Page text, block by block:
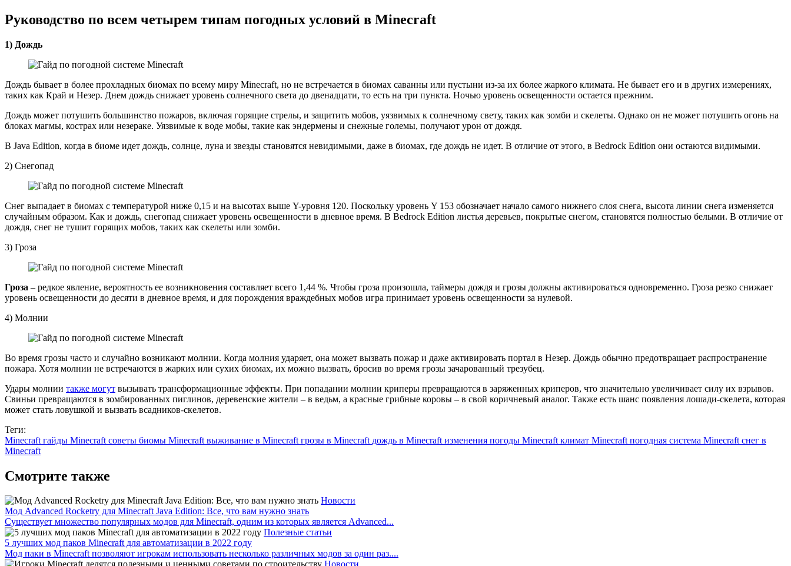
Руководство по всем четырем типам погодных условий в Minecraft
1) Дождь
Дождь бывает в более прохладных биомах по всему миру Minecraft, но не встречается в биомах саванны или пустыни из-за их более жаркого климата. Не бывает его и в других измерениях,
таких как Край и Незер. Днем дождь снижает уровень солнечного света до двенадцати, то есть на три пункта. Ночью уровень освещенности остается прежним.
Дождь может потушить большинство пожаров, включая горящие стрелы, и защитить мобов, уязвимых к солнечному свету, таких как зомби и скелеты. Однако он не может потушить огонь на
блоках магмы, кострах или незераке. Уязвимые к воде мобы, такие как эндермены и снежные големы, получают урон от дождя.
В Java Edition, когда в биоме идет дождь, солнце, луна и звезды становятся невидимыми, даже в биомах, где дождь не идет. В отличие от этого, в Bedrock Edition они остаются видимыми.
2) Снегопад
Снег выпадает в биомах с температурой ниже 0,15 и на высотах выше Y-уровня 120. Поскольку уровень Y 153 обозначает начало самого нижнего слоя снега, высота линии снега изменяется
случайным образом. Как и дождь, снегопад снижает уровень освещенности в дневное время. В Bedrock Edition листья деревьев, покрытые снегом, становятся полностью белыми. В отличие от
дождя, снег не тушит горящих мобов, таких как скелеты или зомби.
3) Гроза
Гроза – редкое явление, вероятность ее возникновения составляет всего 1,44 %. Чтобы гроза произошла, таймеры дождя и грозы должны активироваться одновременно. Гроза резко снижает
уровень освещенности до десяти в дневное время, и для порождения враждебных мобов игра принимает уровень освещенности за нулевой.
4) Молнии
Во время грозы часто и случайно возникают молнии. Когда молния ударяет, она может вызвать пожар и даже активировать портал в Незер. Дождь обычно предотвращает распространение
пожара. Хотя молнии не встречаются в жарких или сухих биомах, их можно вызвать, бросив во время грозы зачарованный трезубец.
Удары молнии также могут вызывать трансформационные эффекты. При попадании молнии криперы превращаются в заряженных криперов, что значительно увеличивает силу их взрывов.
Свиньи превращаются в зомбированных пиглинов, деревенские жители – в ведьм, а красные грибные коровы – в свой коричневый аналог. Также есть шанс появления лошади-скелета, которая
может стать ловушкой и вызвать всадников-скелетов.
Теги:
Minecraft гайды Minecraft советы биомы Minecraft выживание в Minecraft грозы в Minecraft дождь в Minecraft изменения погоды Minecraft климат Minecraft погодная система Minecraft снег в
Minecraft
Смотрите также
Новости
Мод Advanced Rocketry для Minecraft Java Edition: Все, что вам нужно знать
Существует множество популярных модов для Minecraft, одним из которых является Advanced...
Полезные статьи
5 лучших мод паков Minecraft для автоматизации в 2022 году
Мод паки в Minecraft позволяют игрокам использовать несколько различных модов за один раз....